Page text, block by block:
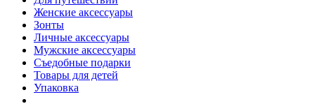
Женские аксессуары
Зонты
Личные аксессуары
Мужские аксессуары
Съедобные подарки
Товары для детей
Упаковка